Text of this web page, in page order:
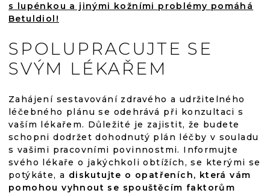
s lupénkou a jinými kožními problémy pomáhá
Betuldiol!
SPOLUPRACUJTE SE
SVÝM LÉKAŘEM
Zahájení sestavování zdravého a udržitelného
léčebného plánu se odehrává při konzultaci s
vaším lékařem. Důležité je zajistit, že budete
schopni dodržet dohodnutý plán léčby v souladu
s vašimi pracovními povinnostmi. Informujte
svého lékaře o jakýchkoli obtížích, se kterými se
potýkáte, a diskutujte o opatřeních, která vám
pomohou vyhnout se spouštěcím faktorům